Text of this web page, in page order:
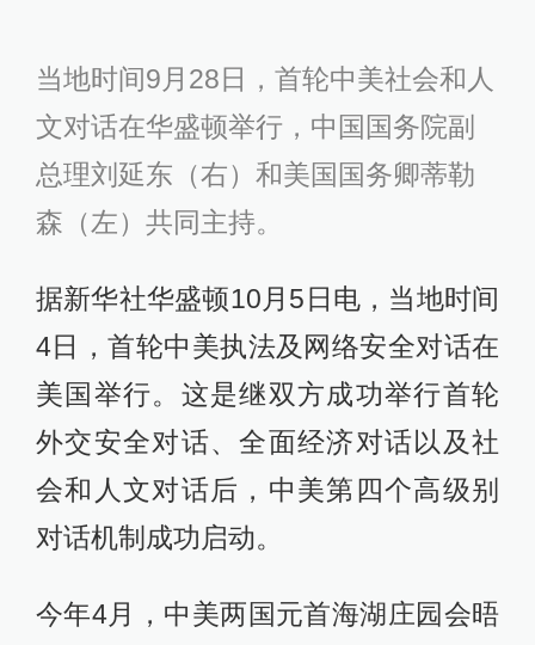
当地时间9月28日，首轮中美社会和人
文对话在华盛顿举行，中国国务院副
总理刘延东（右）和美国国务卿蒂勒
森（左）共同主持。
据新华社华盛顿10月5日电，当地时间
4日，首轮中美执法及网络安全对话在
美国举行。这是继双方成功举行首轮
外交安全对话、全面经济对话以及社
会和人文对话后，中美第四个高级别
对话机制成功启动。
今年4月，中美两国元首海湖庄园会晤